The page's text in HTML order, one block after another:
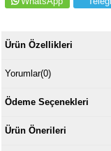
Ürün Özellikleri
Yorumlar(0)
Ödeme Seçenekleri
Ürün Önerileri